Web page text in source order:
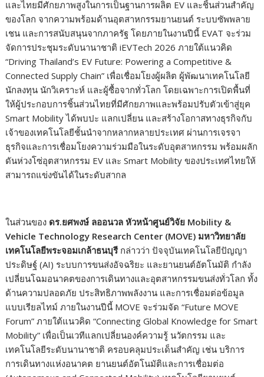
และไทยมีศักยภาพสูงในการเป็นฐานการผลิต EV และชิ้นส่วนสำคัญ
ของโลก จากความพร้อมด้านอุตสาหกรรมยานยนต์ ระบบซัพพลาย
เชน และการสนับสนุนจากภาครัฐ โดยภายในงานปีนี้ EVAT จะร่วม
จัดการประชุมระดับนานาชาติ iEVTech 2026 ภายใต้แนวคิด
“Driving Thailand’s EV Future: Powering a Competitive &
Connected Supply Chain” เพื่อเชื่อมโยงผู้ผลิต ผู้พัฒนาเทคโนโลยี
นักลงทุน นักวิเคราะห์ และผู้ซื้อจากทั่วโลก โดยเฉพาะการเปิดพื้นที่
ให้ผู้ประกอบการชิ้นส่วนไทยที่มีศักยภาพและพร้อมปรับตัวเข้าสู่ยุค
Smart Mobility ได้พบปะ แลกเปลี่ยน และสร้างโอกาสทางธุรกิจกับ
เจ้าของเทคโนโลยีชั้นนำจากหลากหลายประเทศ ผ่านการเจรจา
ธุรกิจและการเชื่อมโยงความร่วมมือในระดับอุตสาหกรรม พร้อมผลัก
ดันห่วงโซ่อุตสาหกรรม EV และ Smart Mobility ของประเทศไทยให้
สามารถแข่งขันได้ในระดับสากล
ในส่วนของ ดร.ยศพงษ์ ลออนวล หัวหน้าศูนย์วิจัย Mobility &
Vehicle Technology Research Center (MOVE) มหาวิทยาลัย
เทคโนโลยีพระจอมเกล้าธนบุรีกล่าวว่า ปัจจุบันเทคโนโลยีปัญญา
ประดิษฐ์ (AI) ระบบการขนส่งอัจฉริยะ และยานยนต์อัตโนมัติ กำลัง
เปลี่ยนโฉมอนาคตของการเดินทางและอุตสาหกรรมขนส่งทั่วโลก ทั้ง
ด้านความปลอดภัย ประสิทธิภาพพลังงาน และการเชื่อมต่อข้อมูล
แบบเรียลไทม์ ภายในงานปีนี้ MOVE จะร่วมจัด “Future MOVE
Forum” ภายใต้แนวคิด “Connecting Global Knowledge for Smart
Mobility” เพื่อเป็นเวทีแลกเปลี่ยนองค์ความรู้ นวัตกรรม และ
เทคโนโลยีระดับนานาชาติ ครอบคลุมประเด็นสำคัญ เช่น บริการ
การเดินทางแห่งอนาคต ยานยนต์อัตโนมัติและการเชื่อมต่อ